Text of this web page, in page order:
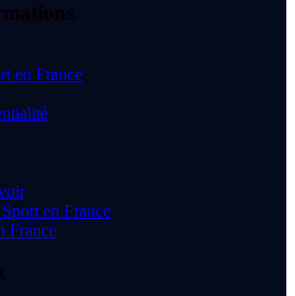
en France
en France
France